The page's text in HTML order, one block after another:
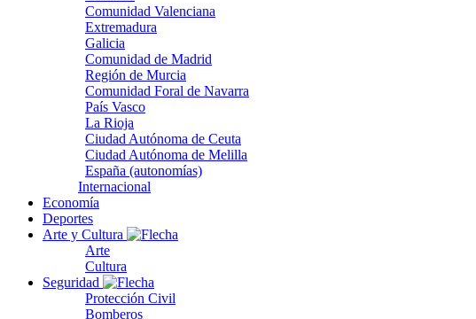
Comunidad Valenciana
Extremadura
Galicia
Comunidad de Madrid
Región de Murcia
Comunidad Foral de Navarra
País Vasco
La Rioja
Ciudad Autónoma de Ceuta
Ciudad Autónoma de Melilla
España (autonomías)
Internacional
Economía
Deportes
Arte y Cultura
Arte
Cultura
Seguridad
Protección Civil
Bomberos